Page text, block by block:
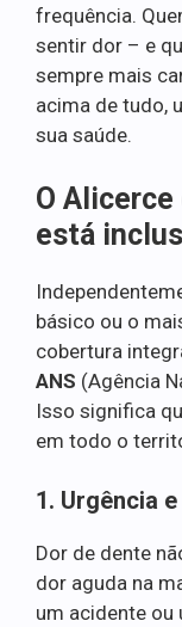
frequência.
sentir dor – e
sempre mais
acima de tudo,
sua saúde.
O Alicerce
está
básico ou o
cobertura
ANS (Agência
Isso significa
em todo o
1. Urgência
Dor de dente
dor aguda na
um acidente ou